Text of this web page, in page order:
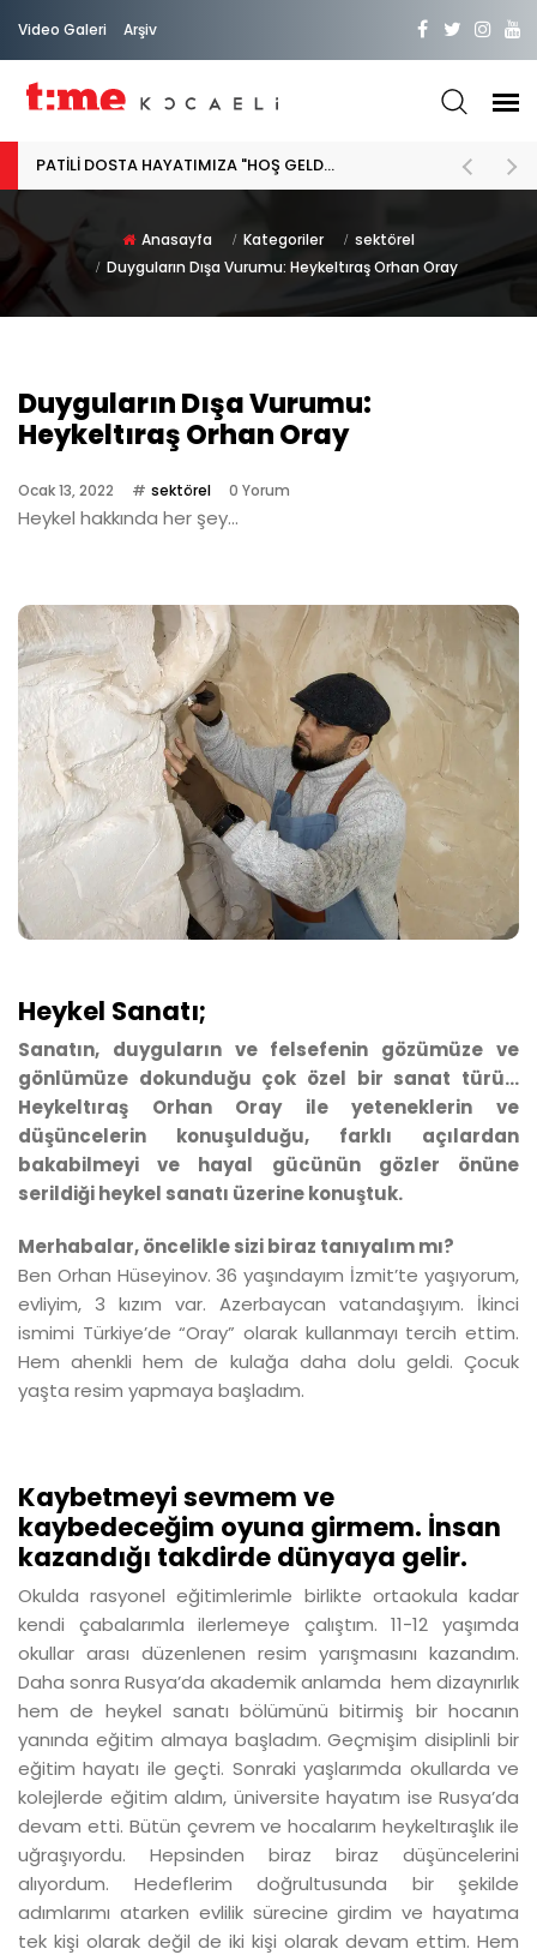
Video Galeri Arşiv
Anasayfa Kategoriler
sektörel
Duyguların Dışa Vurumu: Heykeltıraş Orhan Oray
Duyguların Dışa Vurumu:
Heykeltıraş Orhan Oray
Ocak 13, 2022 sektörel 0 Yorum
Heykel hakkında her şey...
Heykel Sanatı;
Sanatın, duyguların ve felsefenin gözümüze ve
gönlümüze dokunduğu çok özel bir sanat türü…
Heykeltıraş Orhan Oray ile yeteneklerin ve
düşüncelerin konuşulduğu, farklı açılardan
bakabilmeyi ve hayal gücünün gözler önüne
serildiği heykel sanatı üzerine konuştuk.
Merhabalar, öncelikle sizi biraz tanıyalım mı?
Ben Orhan Hüseyinov. 36 yaşındayım İzmit’te yaşıyorum,
evliyim, 3 kızım var. Azerbaycan vatandaşıyım. İkinci
ismimi Türkiye’de “Oray” olarak kullanmayı tercih ettim.
Hem ahenkli hem de kulağa daha dolu geldi. Çocuk
yaşta resim yapmaya başladım.
Kaybetmeyi sevmem ve
kaybedeceğim oyuna girmem. İnsan
kazandığı takdirde dünyaya gelir.
Okulda rasyonel eğitimlerimle birlikte ortaokula kadar
kendi çabalarımla ilerlemeye çalıştım. 11-12 yaşımda
okullar arası düzenlenen resim yarışmasını kazandım.
Daha sonra Rusya’da akademik anlamda hem dizaynırlık
hem de heykel sanatı bölümünü bitirmiş bir hocanın
yanında eğitim almaya başladım. Geçmişim disiplinli bir
eğitim hayatı ile geçti. Sonraki yaşlarımda okullarda ve
kolejlerde eğitim aldım, üniversite hayatım ise Rusya’da
devam etti. Bütün çevrem ve hocalarım heykeltıraşlık ile
uğraşıyordu. Hepsinden biraz biraz düşüncelerini
alıyordum. Hedeflerim doğrultusunda bir şekilde
adımlarımı atarken evlilik sürecine girdim ve hayatıma
tek kişi olarak değil de iki kişi olarak devam ettim. Hem